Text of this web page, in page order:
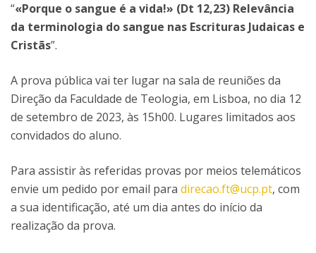
“«Porque o sangue é a vida!» (Dt 12,23) Relevância
da terminologia do sangue nas Escrituras Judaicas e
Cristãs”.
A prova pública vai ter lugar na sala de reuniões da
Direção da Faculdade de Teologia, em Lisboa, no dia 12
de setembro de 2023, às 15h00. Lugares limitados aos
convidados do aluno.
Para assistir às referidas provas por meios telemáticos
envie um pedido por email para direcao.ft@ucp.pt, com
a sua identificação, até um dia antes do início da
realização da prova.